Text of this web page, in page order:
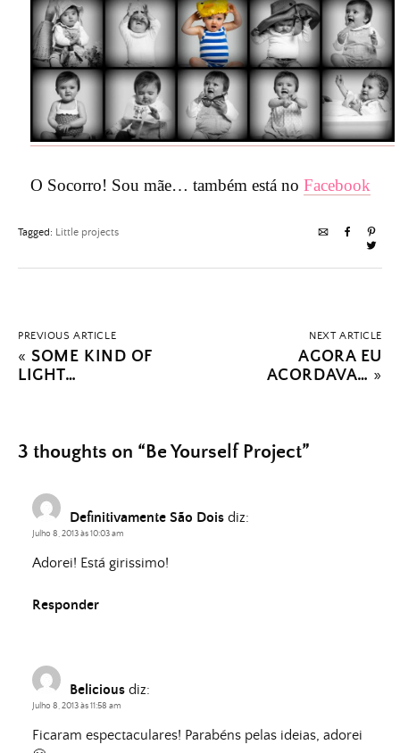
O Socorro! Sou mãe… também está no Facebook
Tagged: Little projects
PREVIOUS ARTICLE
« SOME KIND OF
LIGHT…
NEXT ARTICLE
AGORA EU
ACORDAVA… »
3 thoughts on “Be Yourself Project”
Definitivamente São Dois diz:
Julho 8, 2013 às 10:03 am
Adorei! Está girissimo!
Responder
Belicious diz:
Julho 8, 2013 às 11:58 am
Ficaram espectaculares! Parabéns pelas ideias, adorei